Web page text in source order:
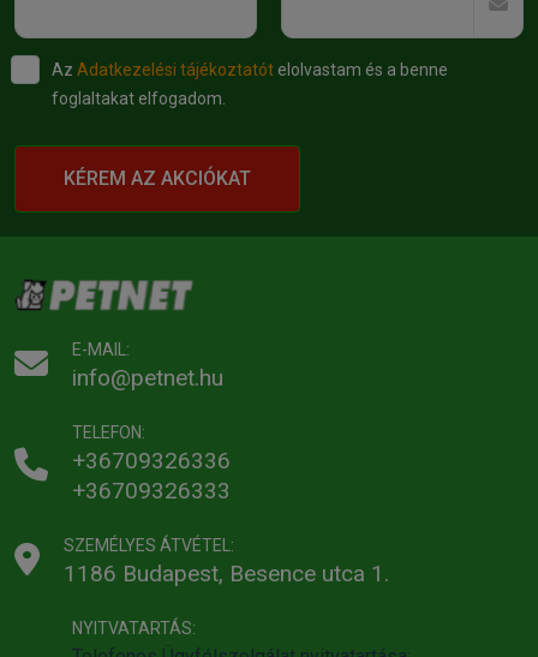
Az Adatkezelési tájékoztatót elolvastam és a benne
foglaltakat elfogadom.
KÉREM AZ AKCIÓKAT
E-MAIL:
info@petnet.hu
TELEFON:
+36709326336
+36709326333
SZEMÉLYES ÁTVÉTEL:
1186 Budapest, Besence utca 1.
NYITVATARTÁS: